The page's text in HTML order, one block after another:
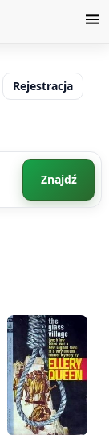
Rejestracja
Znajdź